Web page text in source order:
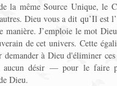
la même Source Unique, le
Dieu vous a dit qu’Il est
manière. J’emploie le mot
de cet univers. Cette
demander à Dieu d'éliminer
désir — pour le faire
Dieu.